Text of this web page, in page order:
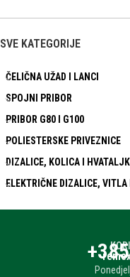
SVE KATEGORIJE
ČELIČNA UŽAD I LANCI
SPOJNI PRIBOR
PRIBOR G80 I G100
POLIESTERSKE PRIVEZNICE
DIZALICE, KOLICA I
ELEKTRIČNE DIZALICE, VITLA